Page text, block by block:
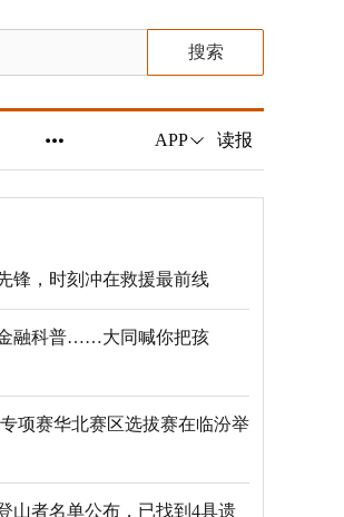
搜索
APP 读报
锋，时刻冲在救援最前线
融科普……大同喊你把孩
项赛华北赛区选拔赛在临汾举
山者名单公布，已找到4具遗